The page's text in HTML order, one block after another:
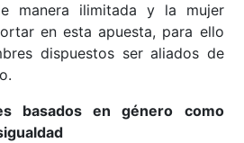
manera ilimitada y la mujer
en esta apuesta, para ello
dispuestos ser aliados de
basados en género como